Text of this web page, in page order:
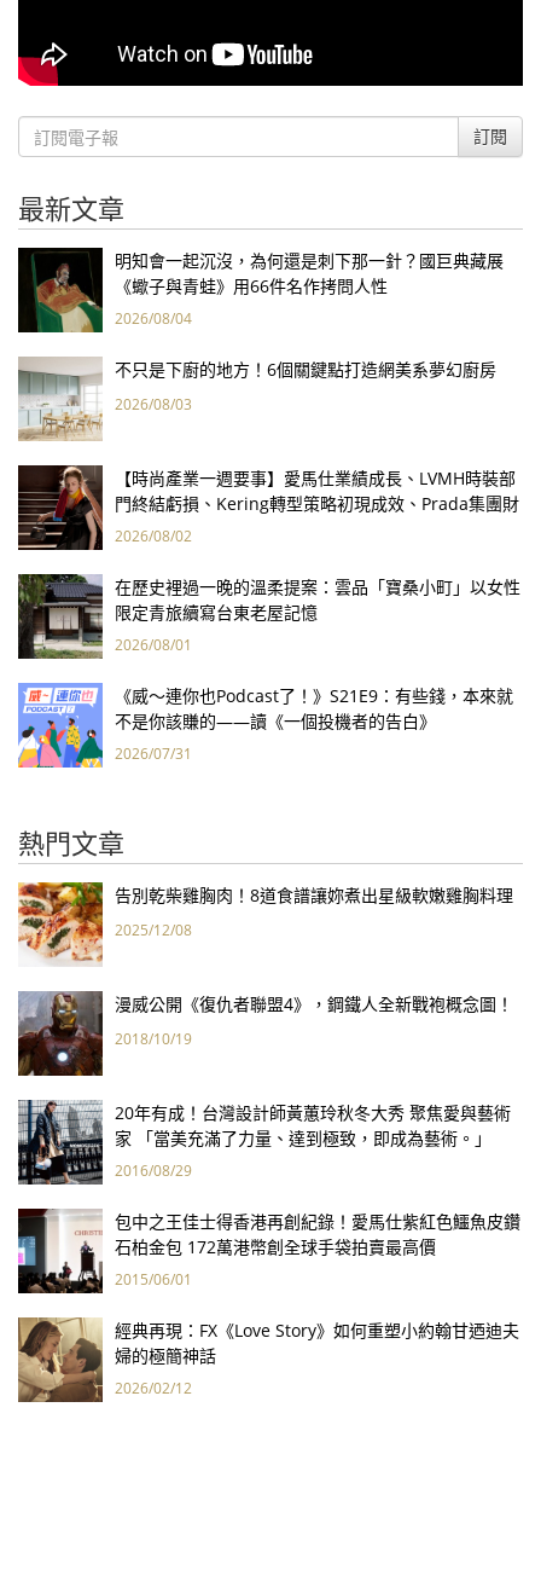
訂閱
最新文章
明知會一起沉沒，為何還是刺下那一針？國巨典藏展
《蠍子與青蛙》用66件名作拷問人性
2026/08/04
不只是下廚的地方！6個關鍵點打造網美系夢幻廚房
2026/08/03
【時尚產業一週要事】愛馬仕業績成長、LVMH時裝部
門終結虧損、Kering轉型策略初現成效、Prada集團財
報亮眼
2026/08/02
在歷史裡過一晚的溫柔提案：雲品「寶桑小町」以女性
限定青旅續寫台東老屋記憶
2026/08/01
《威～連你也Podcast了！》S21E9：有些錢，本來就
不是你該賺的——讀《一個投機者的告白》
2026/07/31
熱門文章
告別乾柴雞胸肉！8道食譜讓妳煮出星級軟嫩雞胸料理
2025/12/08
漫威公開《復仇者聯盟4》，鋼鐵人全新戰袍概念圖！
2018/10/19
20年有成！台灣設計師黃蕙玲秋冬大秀 聚焦愛與藝術
家 「當美充滿了力量、達到極致，即成為藝術。」
2016/08/29
包中之王佳士得香港再創紀錄！愛馬仕紫紅色鱷魚皮鑽
石柏金包 172萬港幣創全球手袋拍賣最高價
2015/06/01
經典再現：FX《Love Story》如何重塑小約翰甘迺迪夫
婦的極簡神話
2026/02/12